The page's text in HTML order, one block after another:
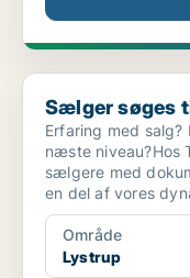
Sælger søges til ungt
Sælger søges
Erfaring med
næste niveau?Hos
sælgere med
en del af vores
Område
Lystrup